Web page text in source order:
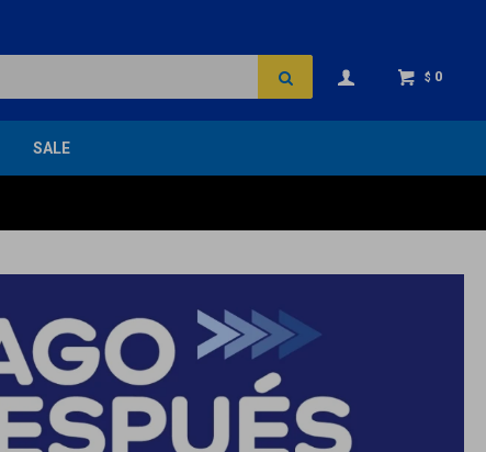
SALE
$ 0